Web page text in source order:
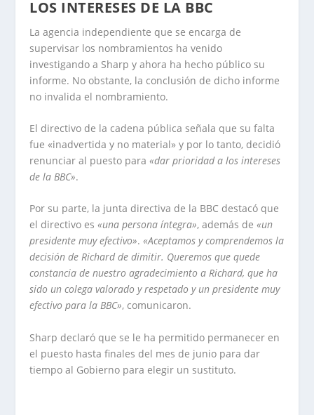
LOS INTERESES DE LA BBC
La agencia independiente que se encarga de
supervisar los nombramientos ha venido
investigando a Sharp y ahora ha hecho público su
informe. No obstante, la conclusión de dicho informe
no invalida el nombramiento.
El directivo de la cadena pública señala que su falta
fue «inadvertida y no material» y por lo tanto, decidió
renunciar al puesto para«dar prioridad a los intereses
de la BBC».
Por su parte, la junta directiva de la BBC destacó que
el directivo es«una persona íntegra», además de«un
presidente muy efectivo».«Aceptamos y comprendemos la
decisión de Richard de dimitir. Queremos que quede
constancia de nuestro agradecimiento a Richard, que ha
sido un colega valorado y respetado y un presidente muy
efectivo para la BBC», comunicaron.
Sharp declaró que se le ha permitido permanecer en
el puesto hasta finales del mes de junio para dar
tiempo al Gobierno para elegir un sustituto.